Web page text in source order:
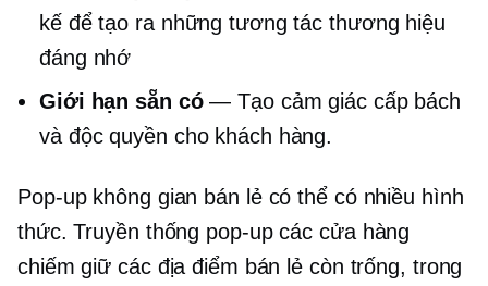
kế để tạo ra những tương tác thương hiệu
đáng nhớ
Giới hạn sẵn có— Tạo cảm giác cấp bách
và độc quyền cho khách hàng.
Pop-upkhông gian bán lẻ có thể có nhiều hình
thức. Truyền thống pop-upcác cửa hàng
chiếm giữ các địa điểm bán lẻ còn trống, trong